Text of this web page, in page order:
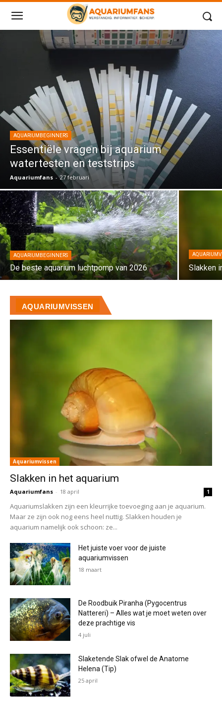
AQUARIUMBEGINNERS
Essentiële vragen bij aquarium
watertesten en teststrips
Aquariumfans - 27 februari
AQUARIUMBEGINNERS
De beste aquarium luchtpomp van 2026 Slakken
AQUARIUMVISSEN
Aquariumvissen
Slakken in het aquarium
Aquariumfans - 18 april 1
Aquariumslakken zijn een kleurrijke toevoeging aan je aquarium.
Maar ze zijn ook nog eens heel nuttig. Slakken houden je
aquarium namelijk ook schoon: ze...
Het juiste voer voor de juiste
aquariumvissen
18 maart
De Roodbuik Piranha (Pygocentrus
Nattereri) – Alles wat je moet weten over
deze prachtige vis
4 juli
Slaketende Slak ofwel de Anatome
Helena (Tip)
25 april